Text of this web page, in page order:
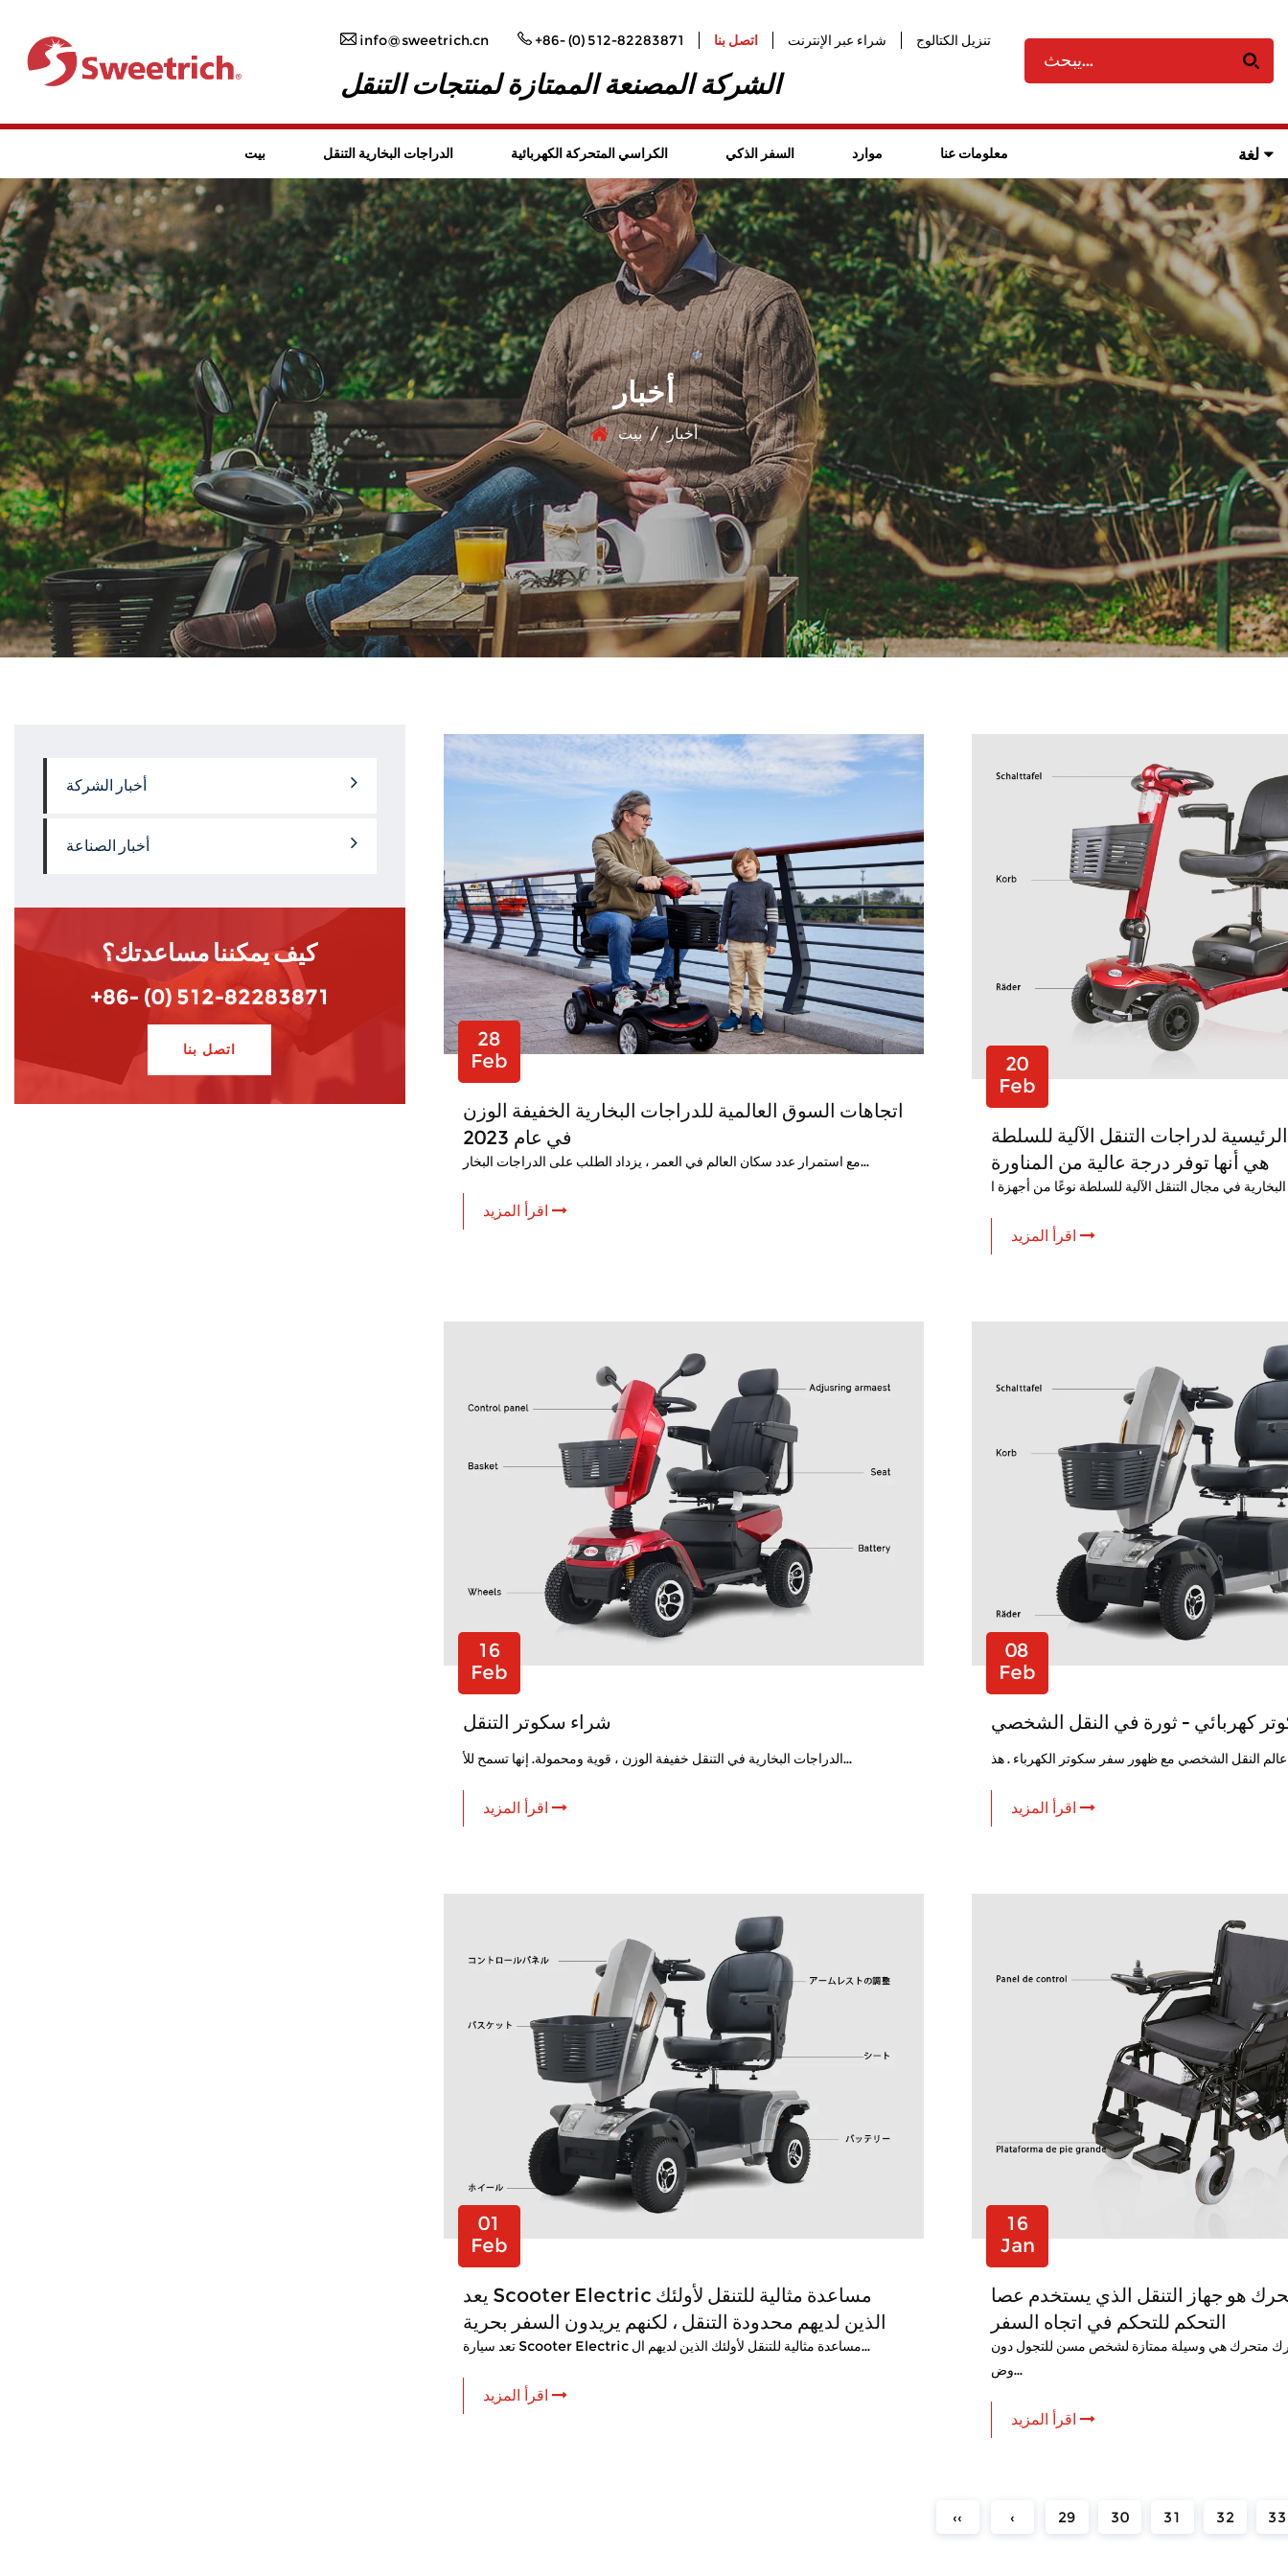
info@sweetrich.cn +86- (0) 512-82283871 اتصل بنا شراء عبر الإنترنت تنزيل الكتالوج
الشركة المصنعة الممتازة لمنتجات التنقل
بيت الدراجات البخارية التنقل الكراسي المتحركة الكهربائية السفر الذكي موارد معلومات عنا لغة
أخبار
بيت / أخبار
أخبار الشركة
أخبار الصناعة
كيف يمكننا مساعدتك؟
+86- (0) 512-82283871
اتصل بنا
28
Feb
اتجاهات السوق العالمية للدراجات البخارية الخفيفة الوزن
في عام 2023
مع استمرار عدد سكان العالم في العمر ، يزداد الطلب على الدراجات البخار...
20
Feb
لدراجات التنقل الآلية للسلطة
هي أنها توفر درجة عالية من المناورة
16
Feb
شراء سكوتر التنقل
الدراجات البخارية في التنقل خفيفة الوزن ، قوية ومحمولة. إنها تسمح للأ...
08
Feb
كهربائي - ثورة في النقل الشخصي
01
Feb
يعد Scooter Electric مساعدة مثالية للتنقل لأولئك
الذين لديهم محدودة التنقل ، لكنهم يريدون السفر بحرية
تعد سيارة Scooter Electric مساعدة مثالية للتنقل لأولئك الذين لديهم ال...
16
Jan
هو جهاز التنقل الذي يستخدم عصا
التحكم للتحكم في اتجاه السفر
متحرك هي وسيلة ممتازة لشخص مسن للتجول دون
وض...
‹‹ ‹ 29 30 31 32 33